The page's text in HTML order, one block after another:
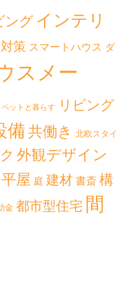
ング インテリ
策 スマートハウス ダ
スメー
ペットと暮らす リビング
備 共働き 北欧スタイ
外観デザイン
平屋 庭 建材 書斎 構
金 都市型住宅 間